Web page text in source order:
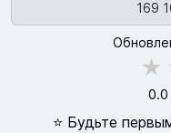
169
★
0.0
⭐ Будьте